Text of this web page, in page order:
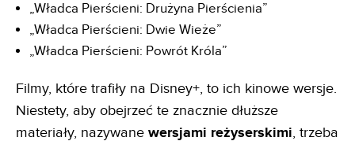
„Władca Pierścieni: Drużyna Pierścienia”
„Władca Pierścieni: Dwie Wieże”
„Władca Pierścieni: Powrót Króla”
Filmy, które trafiły na Disney+, to ich kinowe wersje.
Niestety, aby obejrzeć te znacznie dłuższe
materiały, nazywane wersjami reżyserskimi, trzeba